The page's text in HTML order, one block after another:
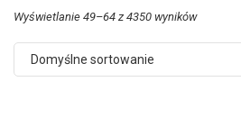
Wyświetlanie 49–64 z 4350 wyników
Domyślne sortowanie